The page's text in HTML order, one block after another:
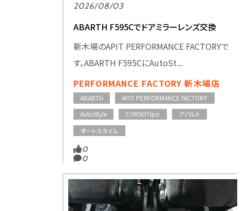
2026/08/03
ABARTH F595Cでドアミラーレンズ交換
新木場のAPIT PERFORMANCE FACTORYで
す。ABARTH F595CにAutoSt...
PERFORMANCE FACTORY 新木場店
ABARTH
APIT PERFORMANCE FACTORY
AutoStyle
CORSOTipo
アバルト
オートスタイル
0
0